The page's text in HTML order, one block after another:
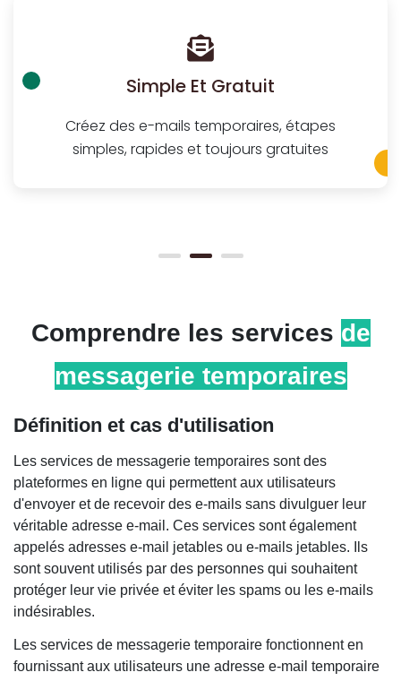
Simple Et Gratuit
Créez des e-mails temporaires, étapes
simples, rapides et toujours gratuites
Comprendre les services de
messagerie temporaires
Définition et cas d'utilisation
Les services de messagerie temporaires sont des
plateformes en ligne qui permettent aux utilisateurs
d'envoyer et de recevoir des e-mails sans divulguer leur
véritable adresse e-mail. Ces services sont également
appelés adresses e-mail jetables ou e-mails jetables. Ils
sont souvent utilisés par des personnes qui souhaitent
protéger leur vie privée et éviter les spams ou les e-mails
indésirables.
Les services de messagerie temporaire fonctionnent en
fournissant aux utilisateurs une adresse e-mail temporaire